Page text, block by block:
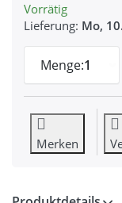
Vorrätig
Lieferung: Mo, 10.
Menge:1
Merken